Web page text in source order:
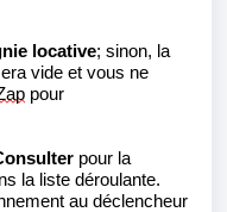
locative; sinon, la
vide et vous ne
pour
pour la
la liste déroulante.
au déclencheur